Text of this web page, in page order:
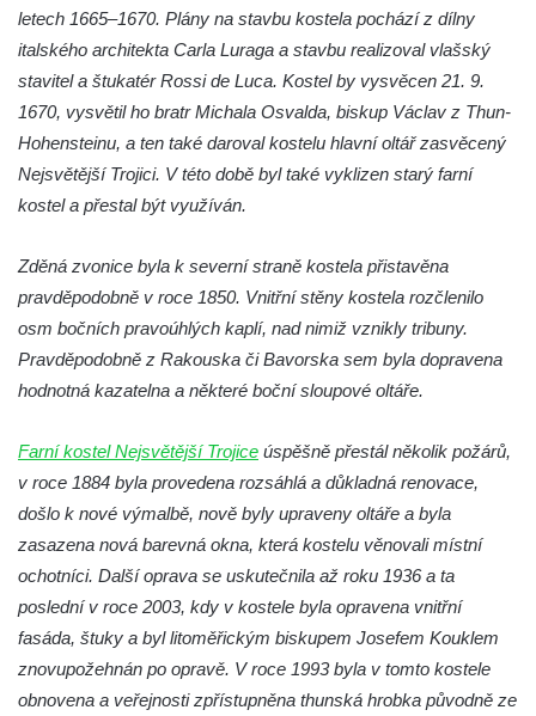
Kostel svatého Ducha v poutním areálu
Římov
Křížová cesta Římov – XXV. kaple – Boží
hrob
Křížová cesta Římov – XXIV. kaple – Pieta
Křížová cesta Římov – XXIII. kaple –
Kalvárie
Křížová cesta Římov – XXII. kaple – Šimon
Cyrénský pomáhá Ježíši nést kříž
Křížová cesta Římov – XXI. kaple –
Popravní brána
Křížová cesta Římov – XX. kaple – Svatá
roušky pot z tváře
Křížová cesta Římov – XIX. kaple – Kristus
kříž nesoucí potkává Pannu Marii
Křížová cesta Římov – XVII. kaple – Velký
Pilát
Křížová cesta Římov – XVI. kaple – U
letech 1665–1670. Plány na stavbu kostela pochází z dílny
italského architekta Carla Luraga a stavbu realizoval vlašský
stavitel a štukatér Rossi de Luca. Kostel by vysvěcen 21. 9.
1670, vysvětil ho bratr Michala Osvalda, biskup Václav z Thun-
Hohensteinu, a ten také daroval kostelu hlavní oltář zasvěcený
Nejsvětější Trojici. V této době byl také vyklizen starý farní
kostel a přestal být využíván.
Zděná zvonice byla k severní straně kostela přistavěna
pravděpodobně v roce 1850. Vnitřní stěny kostela rozčlenilo
osm bočních pravoúhlých kaplí, nad nimiž vznikly tribuny.
Pravděpodobně z Rakouska či Bavorska sem byla dopravena
hodnotná kazatelna a některé boční sloupové oltáře.
Farní kostel Nejsvětější Trojice úspěšně přestál několik požárů,
v roce 1884 byla provedena rozsáhlá a důkladná renovace,
došlo k nové výmalbě, nově byly upraveny oltáře a byla
zasazena nová barevná okna, která kostelu věnovali místní
ochotníci. Další oprava se uskutečnila až roku 1936 a ta
poslední v roce 2003, kdy v kostele byla opravena vnitřní
fasáda, štuky a byl litoměřickým biskupem Josefem Kouklem
znovupožehnán po opravě. V roce 1993 byla v tomto kostele
obnovena a veřejnosti zpřístupněna thunská hrobka původně ze